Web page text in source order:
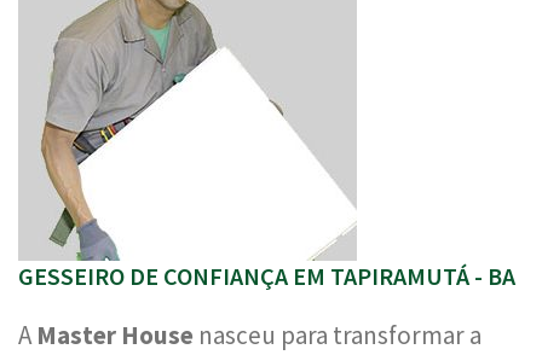
GESSEIRO DE CONFIANÇA EM TAPIRAMUTÁ - BA
AMaster House nasceu para transformar a